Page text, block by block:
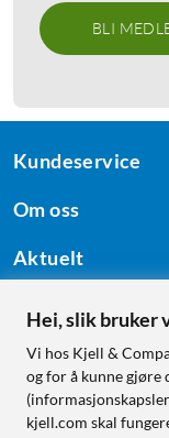
BLI
Kundeservice
Om oss
Aktuelt
Følg oss
Handle fra:
Hei, slik bruker
Vi hos Kjell &
og for å kunne gjøre
kjell.com skal